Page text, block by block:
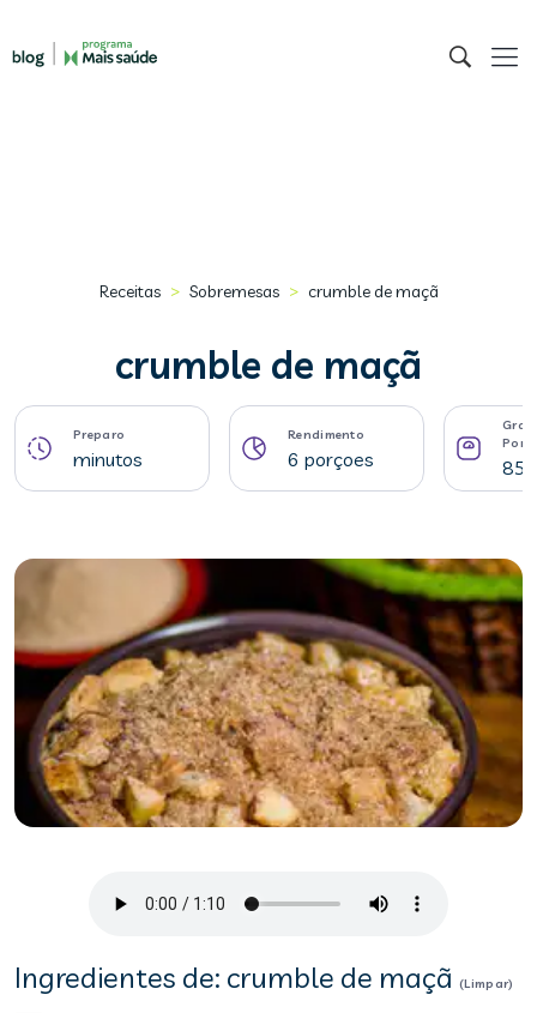
Receitas > Sobremesas > crumble de maçã
crumble de maçã
Preparo
minutos
Rendimento
6 porçoes 85
Ingredientes de: crumble de maçã (Limpar)